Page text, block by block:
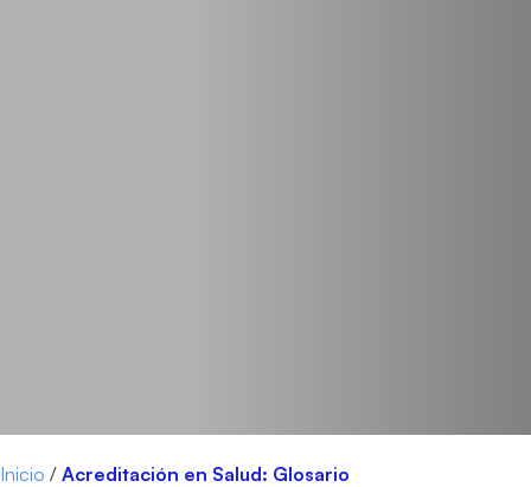
Inicio / Acreditación en Salud: Glosario